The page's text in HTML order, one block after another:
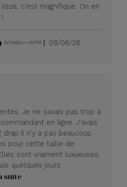
c'est magnifique. On en
Acheteur vérifié
Date
08/06/26
Je ne savais pas trop à
en ligne. J'avais
drap Il n'y a pas beaucoup
pour cette taille de
sont vraiment luxueuses,
quelques jours
suite